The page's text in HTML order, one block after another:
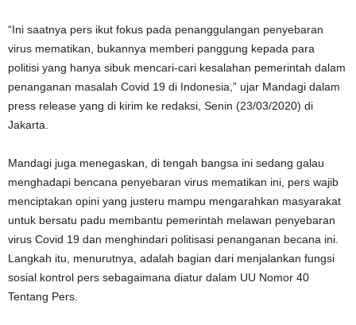
“Ini saatnya pers ikut fokus pada penanggulangan penyebaran
virus mematikan, bukannya memberi panggung kepada para
politisi yang hanya sibuk mencari-cari kesalahan pemerintah dalam
penanganan masalah Covid 19 di Indonesia,” ujar Mandagi dalam
press release yang di kirim ke redaksi, Senin (23/03/2020) di
Jakarta.
Mandagi juga menegaskan, di tengah bangsa ini sedang galau
menghadapi bencana penyebaran virus mematikan ini, pers wajib
menciptakan opini yang justeru mampu mengarahkan masyarakat
untuk bersatu padu membantu pemerintah melawan penyebaran
virus Covid 19 dan menghindari politisasi penanganan becana ini.
Langkah itu, menurutnya, adalah bagian dari menjalankan fungsi
sosial kontrol pers sebagaimana diatur dalam UU Nomor 40
Tentang Pers.